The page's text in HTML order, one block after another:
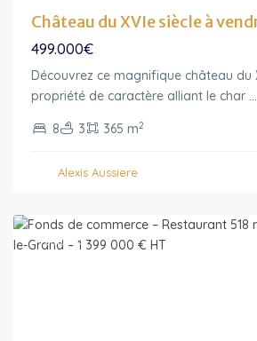
Château du XVIe siècle à
499.000€
Découvrez ce magnifique château du
propriété de caractère alliant le char ...
8 3 365 m2
Alexis Aussiere
Ile-
France,
Featured